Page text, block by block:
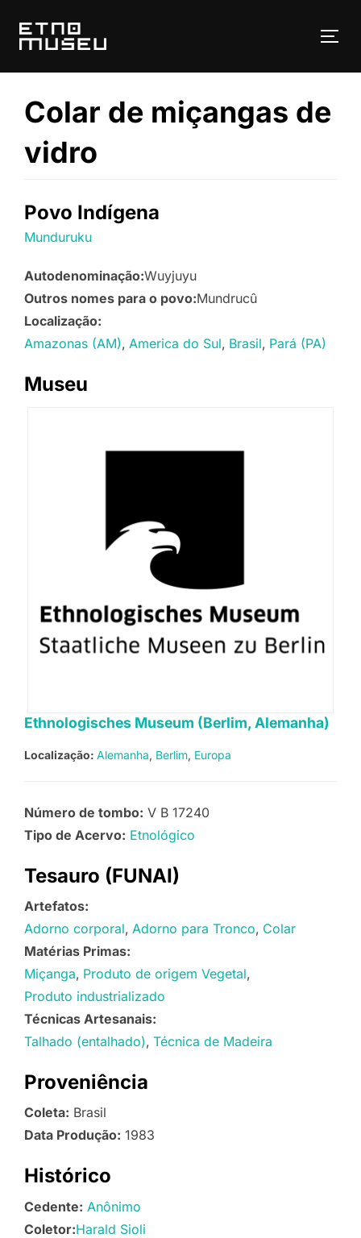
para
Colar de miçangas de
vidro
Povo Indígena
Munduruku
Autodenominação:Wuyjuyu
Outros nomes para o povo:Mundrucû
Localização:
Amazonas (AM) America do Sul Brasil Pará (PA)
Museu
Ethnologisches Museum (Berlim, Alemanha)
Localização: Alemanha Berlim Europa
Número de tombo: V B 17240
Tipo de Acervo: Etnológico
Tesauro (FUNAI)
Artefatos:
Adorno corporal Adorno para Tronco Colar
Matérias Primas:
Miçanga Produto de origem Vegetal
Produto industrializado
Técnicas Artesanais:
Talhado (entalhado) Técnica de Madeira
Proveniência
Coleta: Brasil
Data Produção: 1983
Histórico
Cedente: Anônimo
Coletor:Harald Sioli